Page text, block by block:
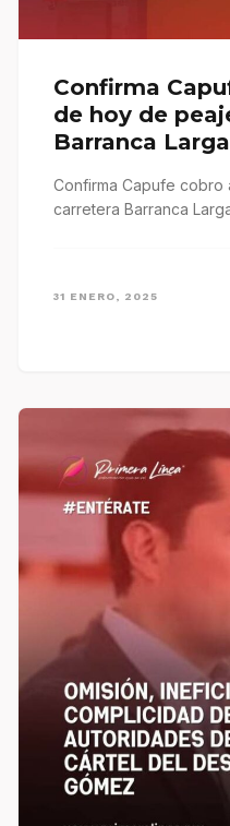
Confirma
de hoy de
Barranca
Confirma Capufe
carretera Barranca
31 ENERO, 2025